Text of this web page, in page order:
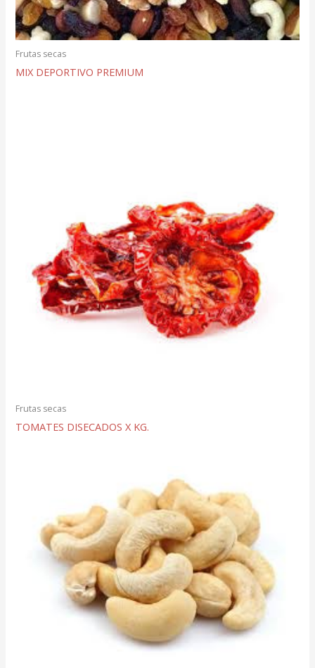
Frutas secas
MIX DEPORTIVO PREMIUM
Frutas secas
TOMATES DISECADOS X KG.